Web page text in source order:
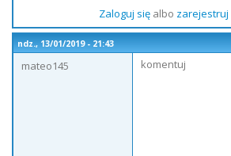
Zaloguj sięalbo zarejestruj
ndz., 13/01/2019 - 21:43
mateo145
komentuj